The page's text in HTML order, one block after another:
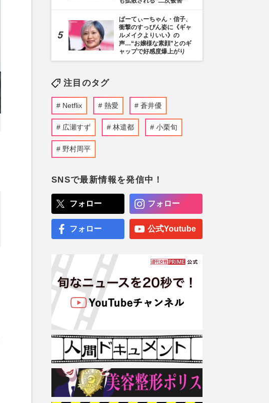
ぱーてぃーちゃん・信子、
衝撃のすっぴん姿に《ギャ
ルメイクよりいい》の
声…“お嬢様な素顔”とのギ
ャップで好感度爆上がり
注目のタグ
Netflix 熱愛 蒼井優
広瀬すず 林遣都 小栗旬
野村周平
SNSで最新情報を発信中！
フォロー フォロー
フォロー 公式Youtube